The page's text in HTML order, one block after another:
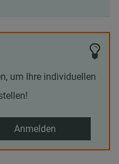
um Ihre individuellen
Anmelden